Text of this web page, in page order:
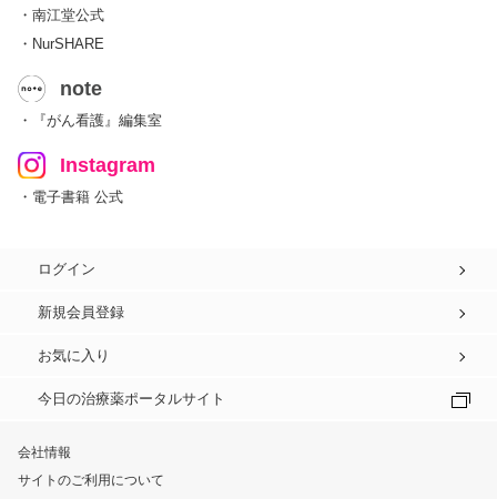
・南江堂公式
・NurSHARE
note
・『がん看護』編集室
Instagram
・電子書籍 公式
ログイン
新規会員登録
お気に入り
今日の治療薬ポータルサイト
会社情報
サイトのご利用について